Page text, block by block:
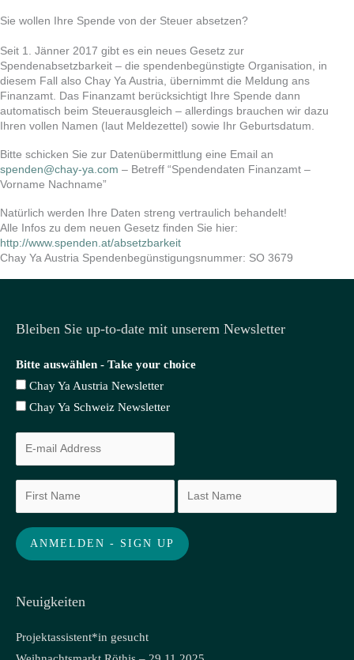
Sie wollen Ihre Spende von der Steuer absetzen?
Seit 1. Jänner 2017 gibt es ein neues Gesetz zur
Spendenabsetzbarkeit – die spendenbegünstigte Organisation, in
diesem Fall also Chay Ya Austria, übernimmt die Meldung ans
Finanzamt. Das Finanzamt berücksichtigt Ihre Spende dann
automatisch beim Steuerausgleich – allerdings brauchen wir dazu
Ihren vollen Namen (laut Meldezettel) sowie Ihr Geburtsdatum.
Bitte schicken Sie zur Datenübermittlung eine Email an
spenden@chay-ya.com – Betreff “Spendendaten Finanzamt –
Vorname Nachname”
Natürlich werden Ihre Daten streng vertraulich behandelt!
Alle Infos zu dem neuen Gesetz finden Sie hier:
http://www.spenden.at/absetzbarkeit
Chay Ya Austria Spendenbegünstigungsnummer: SO 3679
Bleiben Sie up-to-date mit unserem Newsletter
Bitte auswählen - Take your choice
Chay Ya Austria Newsletter
Chay Ya Schweiz Newsletter
Neuigkeiten
Projektassistent*in gesucht